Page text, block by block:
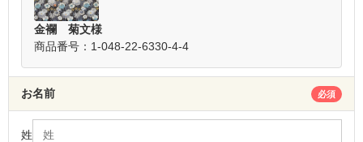
金襴 菊文様
商品番号：1-048-22-6330-4-4
お名前 必須
姓